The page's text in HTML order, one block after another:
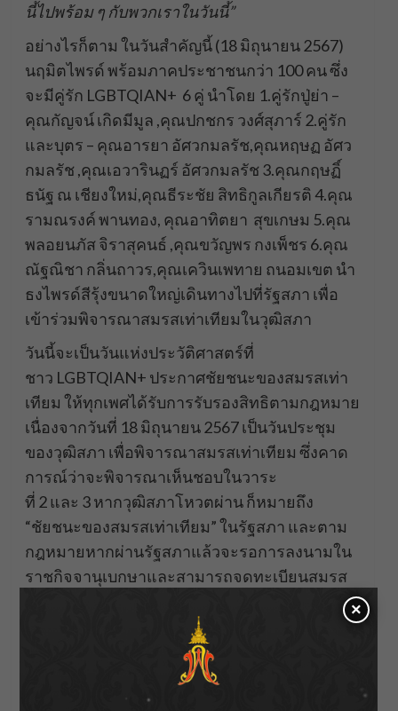
นี้ไปพร้อม ๆ กับพวกเราในวันนี้”
อย่างไรก็ตาม ในวันสำคัญนี้ (18 มิถุนายน 2567)
นฤมิตไพรด์ พร้อมภาคประชาชนกว่า 100 คน ซึ่ง
จะมีคู่รัก LGBTQIAN+ 6 คู่ นำโดย 1.คู่รักปู่ย่า –
คุณกัญจน์ เกิดมีมูล ,คุณปกชกร วงศ์สุภาร์ 2.คู่รัก
และบุตร – คุณอารยา อัศวกมลรัช,คุณหฤษฏ อัศว
กมลรัช ,คุณเอวารินฏร์ อัศวกมลรัช 3.คุณกฤษฏิ์
ธนัฐ ณ เชียงใหม่,คุณธีระชัย สิทธิกูลเกียรติ 4.คุณ
รามณรงค์ พานทอง, คุณอาทิตยา สุขเกษม 5.คุณ
พลอยนภัส จิราสุคนธ์ ,คุณขวัญพร กงเพ็ชร 6.คุณ
ณัฐณิชา กลิ่นถาวร,คุณเควินเพทาย ถนอมเขต นำ
ธงไพรด์สีรุ้งขนาดใหญ่เดินทางไปที่รัฐสภา เพื่อ
เข้าร่วมพิจารณาสมรสเท่าเทียมในวุฒิสภา
วันนี้จะเป็นวันแห่งประวัติศาสตร์ที่
ชาว LGBTQIAN+ ประกาศชัยชนะของสมรสเท่า
เทียม ให้ทุกเพศได้รับการรับรองสิทธิตามกฎหมาย
เนื่องจากวันที่ 18 มิถุนายน 2567 เป็นวันประชุม
ของวุฒิสภา เพื่อพิจารณาสมรสเท่าเทียม ซึ่งคาด
การณ์ว่าจะพิจารณาเห็นชอบในวาระ
ที่ 2 และ 3 หากวุฒิสภาโหวตผ่าน ก็หมายถึง
“ชัยชนะของสมรสเท่าเทียม” ในรัฐสภา และตาม
กฎหมายหากผ่านรัฐสภาแล้วจะรอการลงนามใน
ราชกิจจานุเบกษาและสามารถจดทะเบียนสมรส
ได้ภายใน 120 วัน ดังนั้นวันนี้ “นฤมิตไพรด์” จึงจัด
กิจกรรม “วันแห่งประวัติศาสตร์ ชัยชนะของสมรส
เท่าเทียม” ขึ้น ซึ่งนอกจากจะมาฟังการพิจารณา
เห็นชอบแล้ว ก็พร้อมจัดแรลลี่ไปที่ทำเนียบรัฐบาล
ด้วย เพื่อร่วมงาน “ฉลองสมรสเท่าเทียม” อย่างเป็น
×